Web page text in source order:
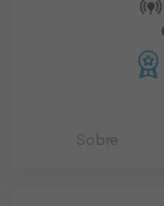
Sobre